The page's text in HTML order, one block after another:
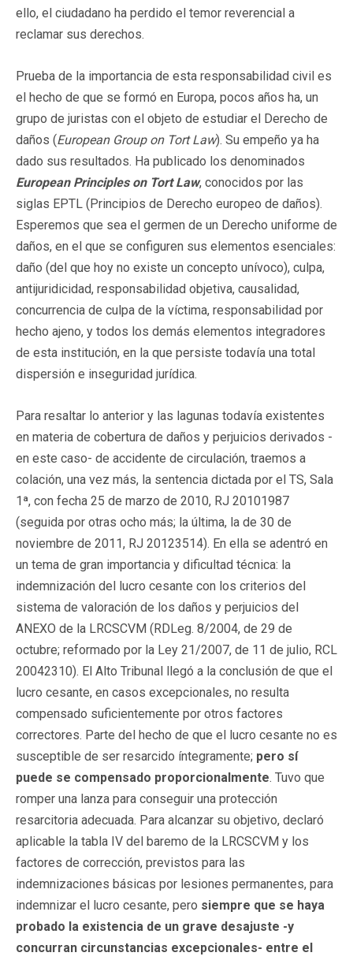
ello, el ciudadano ha perdido el temor reverencial a
reclamar sus derechos.
Prueba de la importancia de esta responsabilidad civil es
el hecho de que se formó en Europa, pocos años ha, un
grupo de juristas con el objeto de estudiar el Derecho de
daños (European Group on Tort Law). Su empeño ya ha
dado sus resultados. Ha publicado los denominados
European Principles on Tort Law, conocidos por las
siglas EPTL (Principios de Derecho europeo de daños).
Esperemos que sea el germen de un Derecho uniforme de
daños, en el que se configuren sus elementos esenciales:
daño (del que hoy no existe un concepto unívoco), culpa,
antijuridicidad, responsabilidad objetiva, causalidad,
concurrencia de culpa de la víctima, responsabilidad por
hecho ajeno, y todos los demás elementos integradores
de esta institución, en la que persiste todavía una total
dispersión e inseguridad jurídica.
Para resaltar lo anterior y las lagunas todavía existentes
en materia de cobertura de daños y perjuicios derivados -
en este caso- de accidente de circulación, traemos a
colación, una vez más, la sentencia dictada por el TS, Sala
1ª, con fecha 25 de marzo de 2010, RJ 20101987
(seguida por otras ocho más; la última, la de 30 de
noviembre de 2011, RJ 20123514). En ella se adentró en
un tema de gran importancia y dificultad técnica: la
indemnización del lucro cesante con los criterios del
sistema de valoración de los daños y perjuicios del
ANEXO de la LRCSCVM (RDLeg. 8/2004, de 29 de
octubre; reformado por la Ley 21/2007, de 11 de julio, RCL
20042310). El Alto Tribunal llegó a la conclusión de que el
lucro cesante, en casos excepcionales, no resulta
compensado suficientemente por otros factores
correctores. Parte del hecho de que el lucro cesante no es
susceptible de ser resarcido íntegramente; pero sí
puede se compensado proporcionalmente. Tuvo que
romper una lanza para conseguir una protección
resarcitoria adecuada. Para alcanzar su objetivo, declaró
aplicable la tabla IV del baremo de la LRCSCVM y los
factores de corrección, previstos para las
indemnizaciones básicas por lesiones permanentes, para
indemnizar el lucro cesante, pero siempre que se haya
probado la existencia de un grave desajuste -y
concurran circunstancias excepcionales- entre el